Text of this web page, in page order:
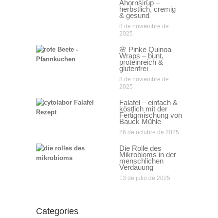
Ahornsirup –
herbstlich, cremig
& gesund
8 de noviembre de
2025
🌸 Pinke Quinoa
Wraps – bunt,
proteinreich &
glutenfrei
8 de noviembre de
2025
Falafel – einfach &
köstlich mit der
Fertigmischung von
Bauck Mühle
26 de octubre de 2025
Die Rolle des
Mikrobioms in der
menschlichen
Verdauung
13 de julio de 2025
Categories